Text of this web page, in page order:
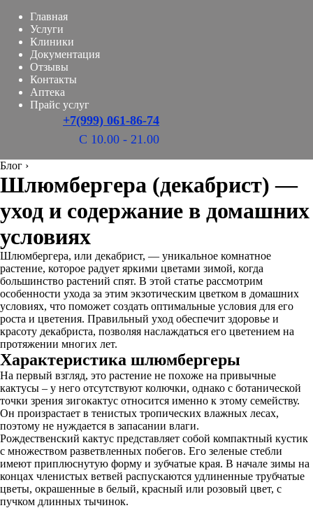
Главная
Услуги
Клиники
Документация
Отзывы
Контакты
Аптека
Прайс услуг
+7(999) 061-86-74
С 10.00 - 21.00
Блог ›
Шлюмбергера (декабрист) —
уход и содержание в домашних
условиях
Шлюмбергера, или декабрист, — уникальное комнатное
растение, которое радует яркими цветами зимой, когда
большинство растений спят. В этой статье рассмотрим
особенности ухода за этим экзотическим цветком в домашних
условиях, что поможет создать оптимальные условия для его
роста и цветения. Правильный уход обеспечит здоровье и
красоту декабриста, позволяя наслаждаться его цветением на
протяжении многих лет.
Характеристика шлюмбергеры
На первый взгляд, это растение не похоже на привычные
кактусы – у него отсутствуют колючки, однако с ботанической
точки зрения зигокактус относится именно к этому семейству.
Он произрастает в тенистых тропических влажных лесах,
поэтому не нуждается в запасании влаги.
Рождественский кактус представляет собой компактный кустик
с множеством разветвленных побегов. Его зеленые стебли
имеют приплюснутую форму и зубчатые края. В начале зимы на
концах членистых ветвей распускаются удлиненные трубчатые
цветы, окрашенные в белый, красный или розовый цвет, с
пучком длинных тычинок.